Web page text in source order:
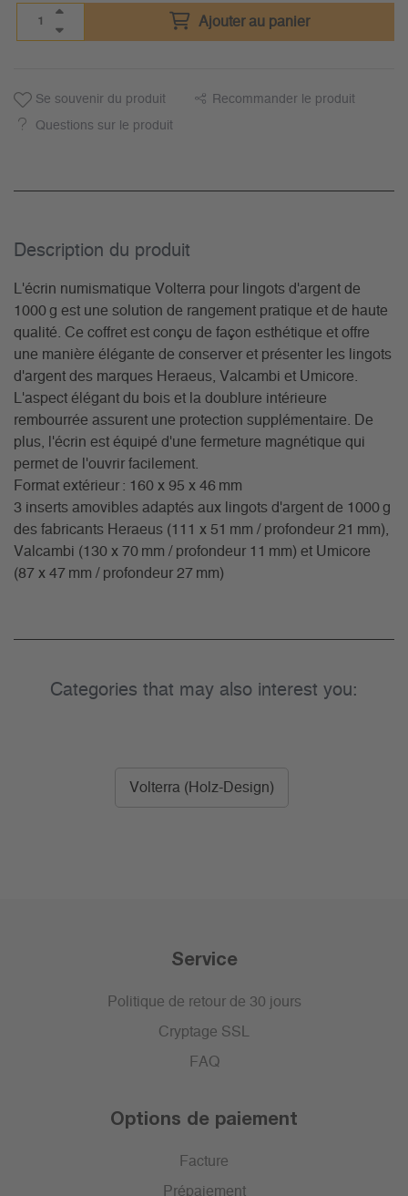
Ajouter au panier
Se souvenir du produit Recommander le produit
Questions sur le produit
Description du­ produit
L'écrin numismatique Volterra pour lingots d'argent de
1000 g est une solution de rangement pratique et de haute
qualité. Ce coffret est conçu de façon esthétique et offre
une manière élégante de conserver et présenter les lingots
d'argent des marques Heraeus, Valcambi et Umicore.
L'aspect élégant du bois et la doublure intérieure
rembourrée assurent une protection supplémentaire. De
plus, l'écrin est équipé d'une fermeture magnétique qui
permet de l'ouvrir facilement.
Format extérieur : 160 x 95 x 46 mm
3 inserts amovibles adaptés aux lingots d'argent de 1000 g
des fabricants Heraeus (111 x 51 mm / profondeur 21 mm),
Valcambi (130 x 70 mm / profondeur 11 mm) et Umicore
(87 x 47 mm / profondeur 27 mm)
Categories that may also interest you:
Volterra (Holz-Design)
Service
Politique de retour de 30 jours
Cryptage SSL
FAQ
Options de paiement
Facture
Prépaiement